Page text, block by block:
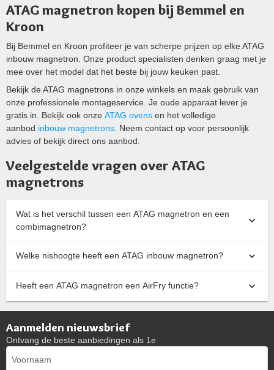
ATAG magnetron kopen bij Bemmel en
Kroon
Bij Bemmel en Kroon profiteer je van scherpe prijzen op elke ATAG
inbouw magnetron. Onze product specialisten denken graag met je
mee over het model dat het beste bij jouw keuken past.
Bekijk de ATAG magnetrons in onze winkels en maak gebruik van
onze professionele montageservice. Je oude apparaat lever je
gratis in. Bekijk ook onze ATAG ovens en het volledige
aanbod inbouw magnetrons . Neem contact op voor persoonlijk
advies of bekijk direct ons aanbod.
Veelgestelde vragen over ATAG
magnetrons
Wat is het verschil tussen een ATAG magnetron en een
combimagnetron?
Welke nishoogte heeft een ATAG inbouw magnetron?
Heeft een ATAG magnetron een AirFry functie?
Aanmelden nieuwsbrief
Ontvang de beste aanbiedingen als 1e